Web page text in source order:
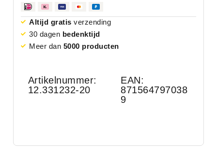
Altijd gratis verzending
30 dagen bedenktijd
Meer dan 5000 producten
Artikelnummer:
12.331232-20
EAN:
871564797038
9